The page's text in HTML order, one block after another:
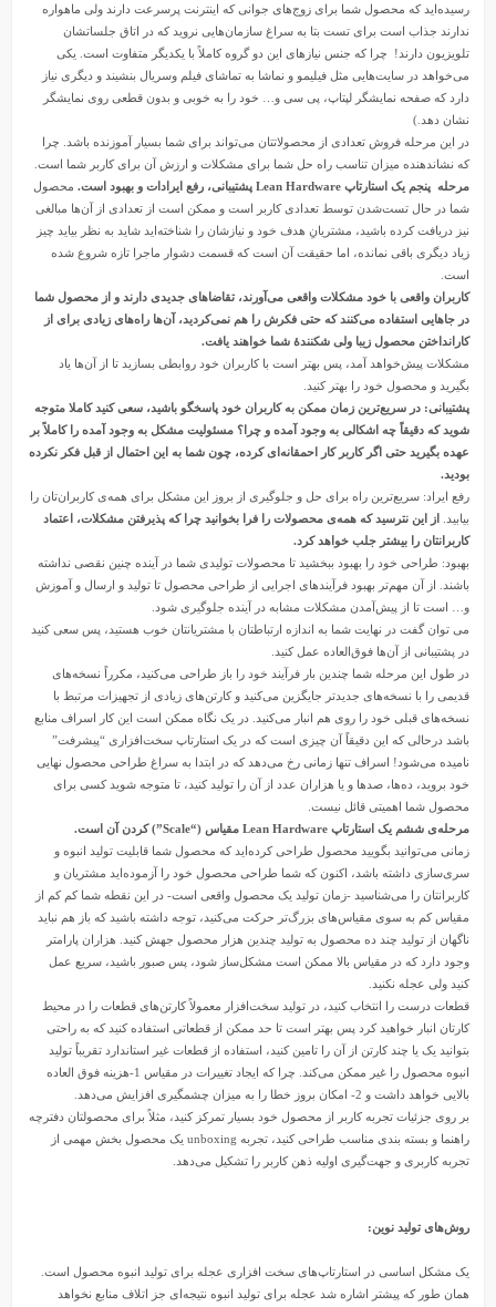
رسیده‌اید که محصول شما برای زوج‌های جوانی که اینترنت پرسرعت دارند ولی ماهواره
ندارند جذاب است برای تست بتا به سراغ سازمان‌هایی نروید که در اتاق جلساتشان
تلویزیون دارند! چرا که جنس نیازهای این دو گروه کاملاً با یکدیگر متفاوت است. یکی
می‌خواهد در سایت‌هایی مثل فیلیمو و نماشا به تماشای فیلم وسریال بنشیند و دیگری نیاز
دارد که صفحه نمایشگر لپتاپ، پی سی و… خود را به خوبی و بدون قطعی روی نمایشگر
نشان دهد.)
در این مرحله فروش تعدادی از محصولاتتان می‌تواند برای شما بسیار آموزنده باشد. چرا
که نشاندهنده میزان تناسب راه حل شما برای مشکلات و ارزش آن برای کاربر شما است.
مرحله پنجم یک استارتاپ Lean Hardware پشتیبانی، رفع ایرادات و بهبود است.
محصول
شما در حال تست‌شدن توسط تعدادی کاربر است و ممکن است از تعدادی از آن‌ها مبالغی
نیز دریافت کرده باشید، مشتریانِ هدف خود و نیازشان را شناخته‌اید شاید به نظر بیاید چیز
زیاد دیگری باقی نمانده، اما حقیقت آن است که قسمت دشوار ماجرا تازه شروع شده
است.
کاربران واقعی با خود مشکلات واقعی می‌آورند، تقاضاهای جدیدی دارند و از محصول شما
در جاهایی استفاده می‌کنند که حتی فکرش را هم نمی‌کردید، آن‌ها راه‌های زیادی برای از
کارانداختن محصول زیبا ولی شکنندۀ شما خواهند یافت.
مشکلات پیش‌خواهد آمد، پس بهتر است با کاربران خود روابطی بسازید تا از آن‌ها یاد
بگیرید و محصول خود را بهتر کنید.
پشتیبانی: در سریع‌ترین زمان ممکن به کاربران خود پاسخگو باشید، سعی کنید کاملا متوجه
شوید که دقیقاً چه اشکالی به وجود آمده و چرا؟ مسئولیت مشکل به وجود آمده را کاملاً بر
عهده بگیرید حتی اگر کاربر کار احمقانه‌ای کرده، چون شما به این احتمال از قبل فکر نکرده
بودید.
رفع ایراد: سریع‌ترین راه برای حل و جلوگیری از بروز این مشکل برای همه‌ی کاربران‌تان را
بیابید. از این نترسید که همه‌ی محصولات را فرا بخوانید چرا که پذیرفتن مشکلات، اعتماد
کاربرانتان را بیشتر جلب خواهد کرد.
بهبود: طراحی خود را بهبود ببخشید تا محصولات تولیدی شما در آینده چنین نقصی نداشته
باشند. از آن مهم‌تر بهبود فرآیند‌های اجرایی از طراحی محصول تا تولید و ارسال و آموزش
و… است تا از پیش‌آمدن مشکلات مشابه در آینده جلوگیری شود.
می توان گفت در نهایت شما به اندازه ارتباطتان با مشتریانتان خوب هستید، پس سعی کنید
در پشتیبانی از آن‌ها فوق‌العاده عمل کنید.
در طول این مرحله شما چندین بار فرآیند خود را باز طراحی می‌کنید، مکرراً نسخه‌های
قدیمی را با نسخه‌های جدیدتر جایگزین می‌کنید و کارتن‌های زیادی از تجهیزات مرتبط با
نسخه‌های قبلی خود را روی هم انبار می‌کنید. در یک نگاه ممکن است این کار اسراف منابع
باشد در‌حالی که این دقیقاً آن چیزی است که در یک استارتاپ سخت‌افزاری “پیشرفت”
نامیده می‌شود! اسراف تنها زمانی رخ می‌دهد که در ابتدا به سراغ طراحی محصول نهایی
خود بروید، ده‌ها، صدها و یا هزاران عدد از آن را تولید کنید، تا متوجه شوید کسی برای
محصول شما اهمیتی قائل نیست.
مرحله‌ی ششم یک استارتاپ Lean Hardware مقیاس (“Scale”) کردن آن است.
زمانی می‌توانید بگویید محصول طراحی کرده‌اید که محصول شما قابلیت تولید انبوه و
سری‌سازی داشته باشد، اکنون که شما طراحی محصول خود را آزموده‌اید مشتریان و
کاربرانتان را می‌شناسید -زمان تولید یک محصول واقعی است- در این نقطه شما کم کم از
مقیاس کم به سوی مقیاس‌های بزرگ‌تر حرکت می‌کنید، توجه داشته باشید که باز هم نباید
ناگهان از تولید چند ده محصول به تولید چندین هزار محصول جهش کنید. هزاران پارامتر
وجود دارد که در مقیاس بالا ممکن است مشکل‌ساز شود، پس صبور باشید، سریع عمل
کنید ولی عجله نکنید.
قطعات درست را انتخاب کنید، در تولید سخت‌افزار معمولاً کارتن‌های قطعات را در محیط
کارتان انبار خواهید کرد پس بهتر است تا حد ممکن از قطعاتی استفاده کنید که به راحتی
بتوانید یک یا چند کارتن از آن را تامین کنید، استفاده از قطعات غیر استاندارد تقریباً تولید
انبوه محصول را غیر ممکن می‌کند. چرا که ایجاد تغییرات در مقیاس 1-هزینه فوق العاده
بالایی خواهد داشت و 2- امکان بروز خطا را به میزان چشمگیری افزایش می‌دهد.
بر روی جزئیات تجربه کاربر از محصول خود بسیار تمرکز کنید، مثلاً برای محصولتان دفترچه
راهنما و بسته بندی مناسب طراحی کنید، تجربه unboxing یک محصول بخش مهمی از
تجربه کاربری و جهت‌گیری اولیه ذهن کاربر را تشکیل می‌دهد.
روش‌های تولید نوین:
یک مشکل اساسی در استارتاپ‌های سخت افزاری عجله برای تولید انبوه محصول است.
همان طور که پیشتر اشاره شد عجله برای تولید انبوه نتیجه‌ای جز اتلاف منابع نخواهد